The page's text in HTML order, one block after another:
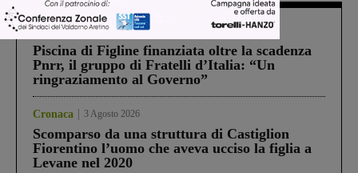
Figline Incisa Valdarno
Piscina di Figline finanziata oltre la scadenza
Pnrr, il gruppo di Fratelli d’Italia: “Un
ringraziamento al Governo”
Cronaca 3 Agosto 2026
Scomparso da una struttura di Castiglion
Fiorentino l’uomo che aveva ucciso la figlia a
Levane nel 2020